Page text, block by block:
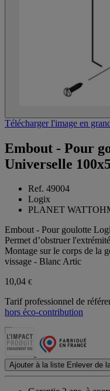
Télécharger l'image en
Embout - Pour
Universelle
Ref. 49004
Logix
PLANET
Embout - Pour goulotte
Permet d’obstruer
Montage sur le corps de la
vissage - Blanc Artic
10,04 €
Tarif professionnel de
hors éco-contribution
Ajouter à la liste Enlever de